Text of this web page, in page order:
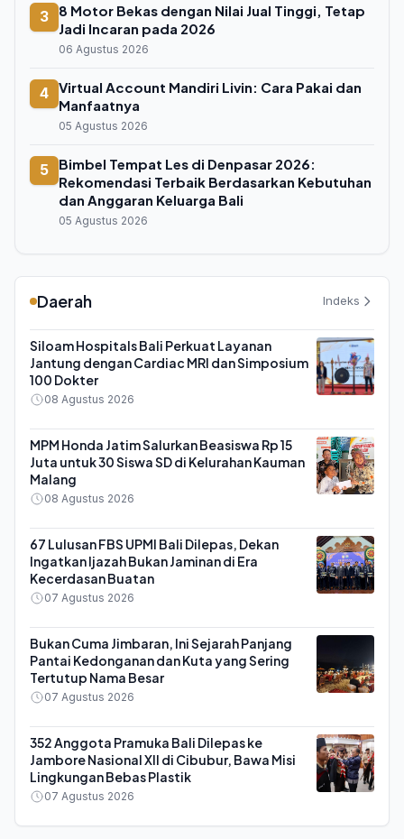
3
8 Motor Bekas dengan Nilai Jual Tinggi, Tetap
Jadi Incaran pada 2026
06 Agustus 2026
4 Virtual Account Mandiri Livin: Cara Pakai dan
Manfaatnya
05 Agustus 2026
5
Bimbel Tempat Les di Denpasar 2026:
Rekomendasi Terbaik Berdasarkan Kebutuhan
dan Anggaran Keluarga Bali
05 Agustus 2026
Daerah Indeks
Siloam Hospitals Bali Perkuat Layanan
Jantung dengan Cardiac MRI dan Simposium
100 Dokter
08 Agustus 2026
MPM Honda Jatim Salurkan Beasiswa Rp 15
Juta untuk 30 Siswa SD di Kelurahan Kauman
Malang
08 Agustus 2026
67 Lulusan FBS UPMI Bali Dilepas, Dekan
Ingatkan Ijazah Bukan Jaminan di Era
Kecerdasan Buatan
07 Agustus 2026
Bukan Cuma Jimbaran, Ini Sejarah Panjang
Pantai Kedonganan dan Kuta yang Sering
Tertutup Nama Besar
07 Agustus 2026
352 Anggota Pramuka Bali Dilepas ke
Jambore Nasional XII di Cibubur, Bawa Misi
Lingkungan Bebas Plastik
07 Agustus 2026